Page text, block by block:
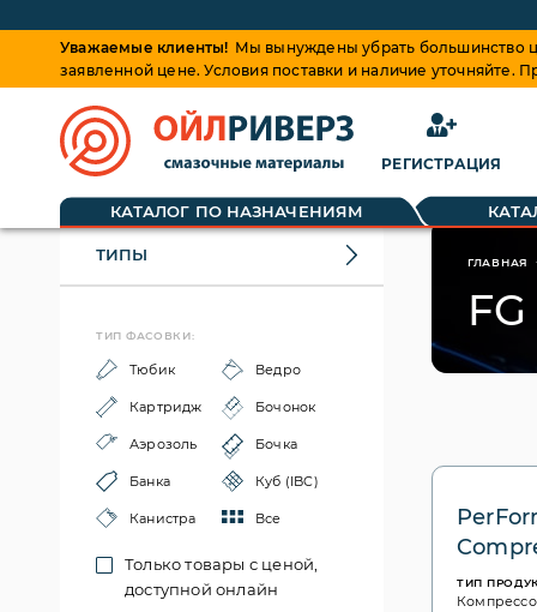
Уважаемые клиенты! Мы вынуждены убрать большинство
заявленной цене. Условия поставки и наличие
РЕГИСТРАЦИЯ
КАТАЛОГ ПО НАЗНАЧЕНИЯМ
ТИПЫ
ТИП ФАСОВКИ:
Тюбик Ведро
Картридж Бочонок
Аэрозоль Бочка
Банка Куб (IBC)
Канистра Все
Только товары с ценой,
доступной онлайн
ГЛАВНАЯ
ТИП